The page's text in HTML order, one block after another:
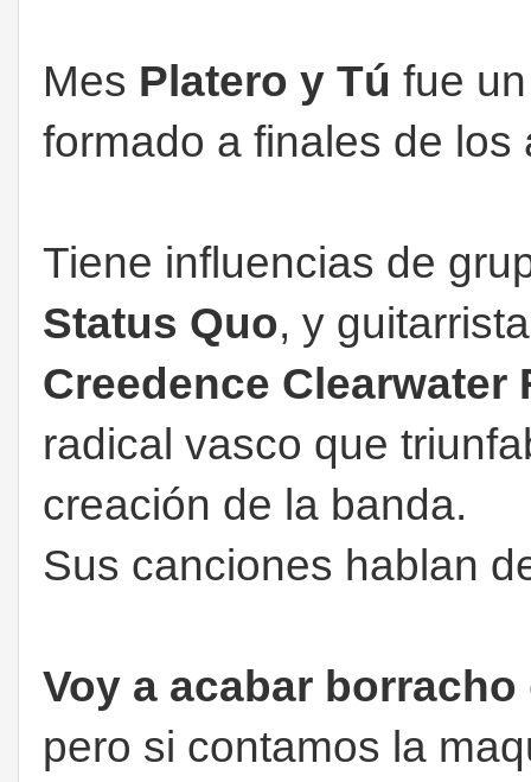
Mes Platero y Tú fue
formado a finales de
Tiene influencias de
Status Quo, y
Creedence Clearwater
radical vasco que
creación de la banda.
Sus canciones hablan
Voy a acabar borracho
pero si contamos la